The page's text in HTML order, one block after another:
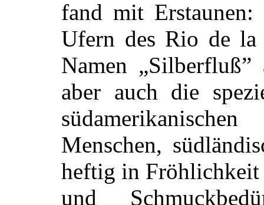
fand mit
Ufern des Rio de la
Namen
aber auch die
Menschen,
heftig in
und